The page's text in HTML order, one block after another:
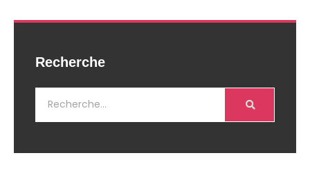
Recherche